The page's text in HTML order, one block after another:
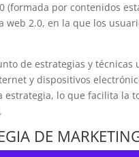
(formada por contenidos
2.0, en la que los
de estrategias y
y dispositivos
lo que facilita la
DE